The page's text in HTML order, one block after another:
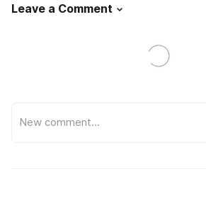
Leave a Comment